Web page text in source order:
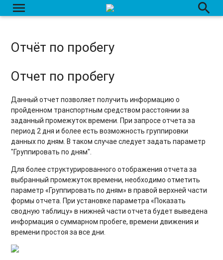
menu
Отчёт по нагрузке на ось
Отчёт по действиям с датчиком доп. оборудования
Отчет по трассировке датчиков
Отчёт по маршрутам
Отчёт по заданиям
Отчёт по рабочему времени
Отчёт по сменам
Отчет по агрозонам
Отчет по агрозонам - общие показатели
Отчет по групповой обработке полей
Отчёт по транспортным средствам
search
Отчёт по пробегу
Отчет по пробегу
Данный отчет позволяет получить информацию о
пройденном транспортным средством расстоянии за
заданный промежуток времени. При запросе отчета за
период 2 дня и более есть возможность группировки
данных по дням. В таком случае следует задать параметр
"Группировать по дням".
Для более структурированного отображения отчета за
выбранный промежуток времени, необходимо отметить
параметр «Группировать по дням» в правой верхней части
формы отчета. При установке параметра «Показать
сводную таблицу» в нижней части отчета будет выведена
информация о суммарном пробеге, времени движения и
времени простоя за все дни.